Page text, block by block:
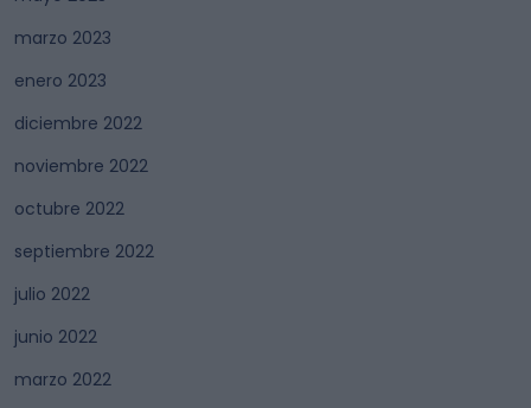
marzo 2023
enero 2023
diciembre 2022
noviembre 2022
octubre 2022
septiembre 2022
julio 2022
junio 2022
marzo 2022